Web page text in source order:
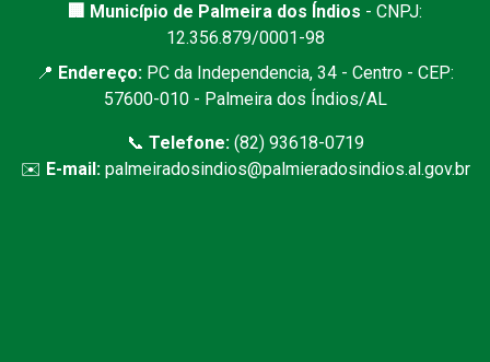
🏢 Município de Palmeira dos Índios - CNPJ:
12.356.879/0001-98
📍 Endereço: PC da Independencia, 34 - Centro - CEP:
57600-010 - Palmeira dos Índios/AL
📞 Telefone:(82) 93618-0719
✉️ E-mail: palmeiradosindios@palmieradosindios.al.gov.br